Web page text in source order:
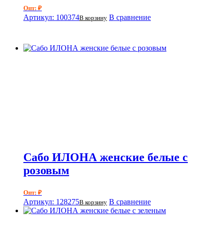
Опт: ₽
Артикул: 100374В корзину В сравнение
Сабо ИЛОНА женские белые с
розовым
Опт: ₽
Артикул: 128275В корзину В сравнение